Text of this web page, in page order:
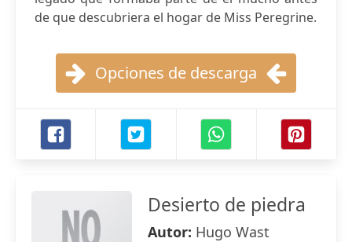
de que descubriera el hogar de Miss Peregrine.
Opciones de descarga
Desierto de piedra
Autor: Hugo Wast